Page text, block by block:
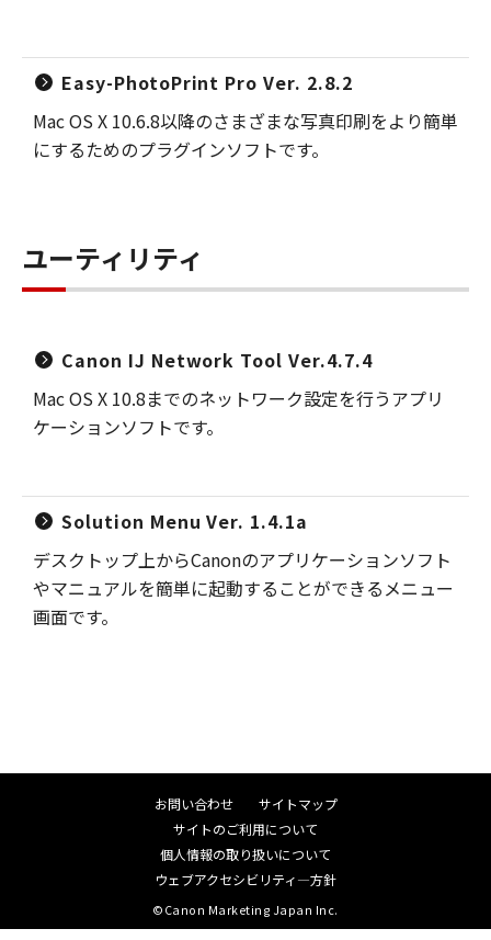
Easy-PhotoPrint Pro Ver. 2.8.2
Mac OS X 10.6.8以降のさまざまな写真印刷をより簡単
にするためのプラグインソフトです。
ユーティリティ
Canon IJ Network Tool Ver.4.7.4
Mac OS X 10.8までのネットワーク設定を行うアプリ
ケーションソフトです。
Solution Menu Ver. 1.4.1a
デスクトップ上からCanonのアプリケーションソフト
やマニュアルを簡単に起動することができるメニュー
画面です。
お問い合わせ
サイトマップ
サイトのご利用について
個人情報の取り扱いについて
ウェブアクセシビリティ―方針
©Canon Marketing Japan Inc.